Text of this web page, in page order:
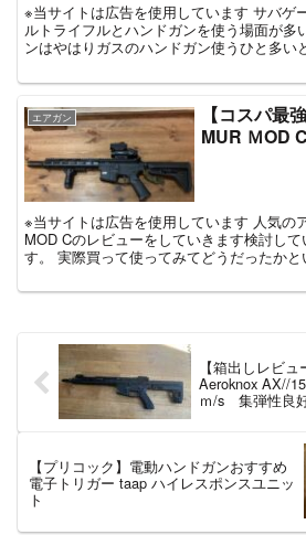
※当サイトは広告を使用しています サバゲーで使うエアガンではアサ
ルトライフルとハンドガンを使う場面が多いと思
ンはやはりガスのハンドガン使うひと多いと思い
エアガン
【コスパ最
MUR ＭOD
※当サイトは広告を使用しています 人気のアークタウラス ＭＵＲ
MOD Cのレビューをしていきます検討し
す。 実際買って使ってみてどうだったかというと 結論 お手軽カス
【箱出しレビ
Aeroknox AX//
ｍ/s 集弾性良
【プリコック】電動ハンドガンおすすめ
電子トリガー taap ハイレスポンスユニッ
ト